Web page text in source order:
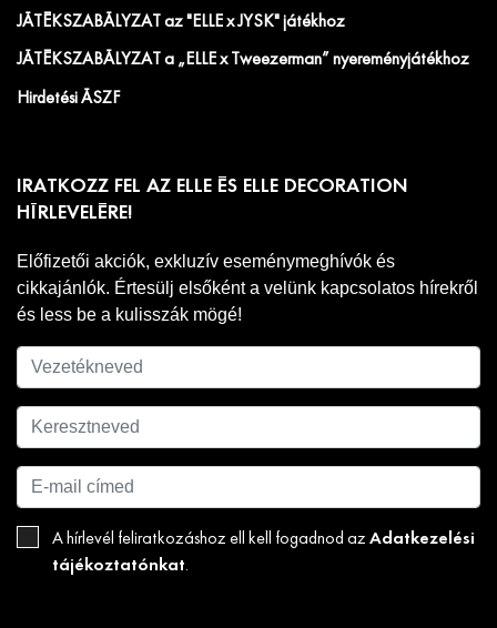
JÁTÉKSZABÁLYZAT az "ELLE x JYSK" játékhoz
JÁTÉKSZABÁLYZAT a „ELLE x Tweezerman” nyereményjátékhoz
Hirdetési ÁSZF
IRATKOZZ FEL AZ ELLE ÉS ELLE DECORATION
HÍRLEVELÉRE!
Előfizetői akciók, exkluzív eseménymeghívók és
cikkajánlók. Értesülj elsőként a velünk kapcsolatos hírekről
és less be a kulisszák mögé!
A hírlevél feliratkozáshoz ell kell fogadnod az Adatkezelési
tájékoztatónkat.